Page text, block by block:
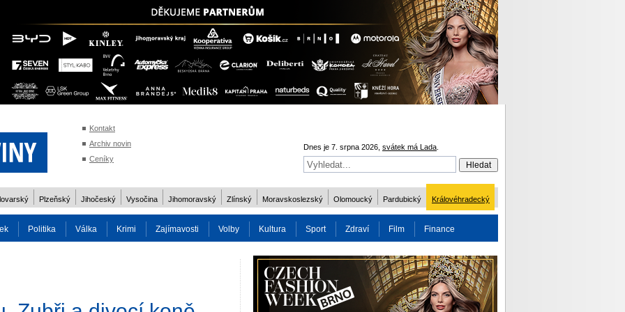
Kontakt
Archiv novin
Ceníky
Dnes je 7. srpna 2026, svátek má Lada
Plzeňský Jihočeský Vysočina Jihomoravský Zlínský Moravskoslezský Olomoucký Pardubický Královéhradecký
Politika Válka Krimi Zajímavosti Volby Kultura Sport Zdraví Film Finance
Charita Osobnost Více ODM 2016